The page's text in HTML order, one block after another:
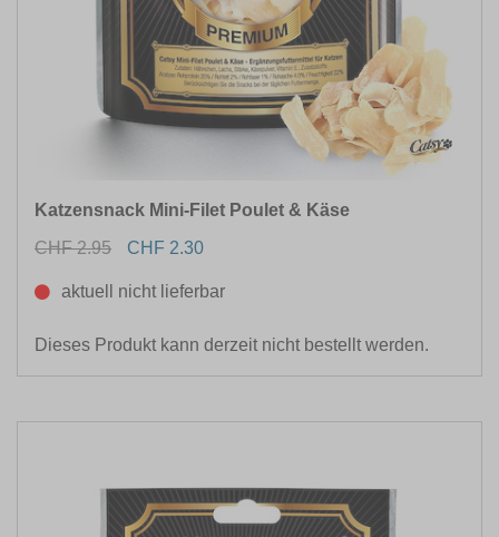
Katzensnack Mini-Filet Poulet & Käse
CHF 2.95
CHF 2.30
aktuell nicht lieferbar
Dieses Produkt kann derzeit nicht bestellt werden.